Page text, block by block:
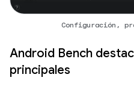
Configuración,
Android Bench
principales